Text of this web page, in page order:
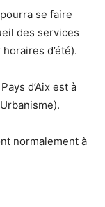
se faire
des services
d’été).
d’Aix est à
normalement à